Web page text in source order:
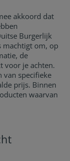
akkoord dat
Burgerlijk
machtigt om, op
de
voor je achten.
van specifieke
prijs. Binnen
waarvan